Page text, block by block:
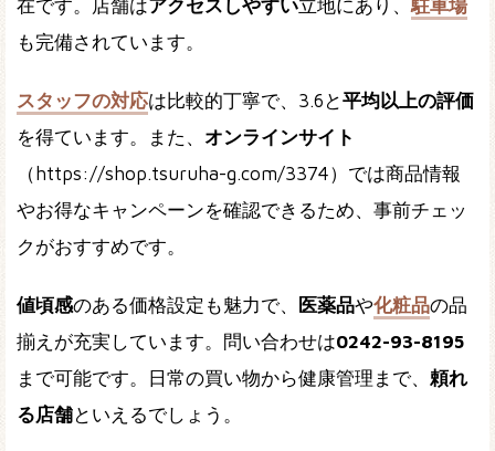
在です。店舗はアクセスしやすい立地にあり、駐車場
も完備されています。
スタッフの対応は比較的丁寧で、3.6と平均以上の評価
を得ています。また、 オンラインサイト
（https://shop.tsuruha-g.com/3374）では商品情報
やお得なキャンペーンを確認できるため、事前チェッ
クがおすすめです。
値頃感のある価格設定も魅力で、 医薬品や化粧品の品
揃えが充実しています。問い合わせは0242-93-8195
まで可能です。日常の買い物から健康管理まで、 頼れ
る店舗といえるでしょう。